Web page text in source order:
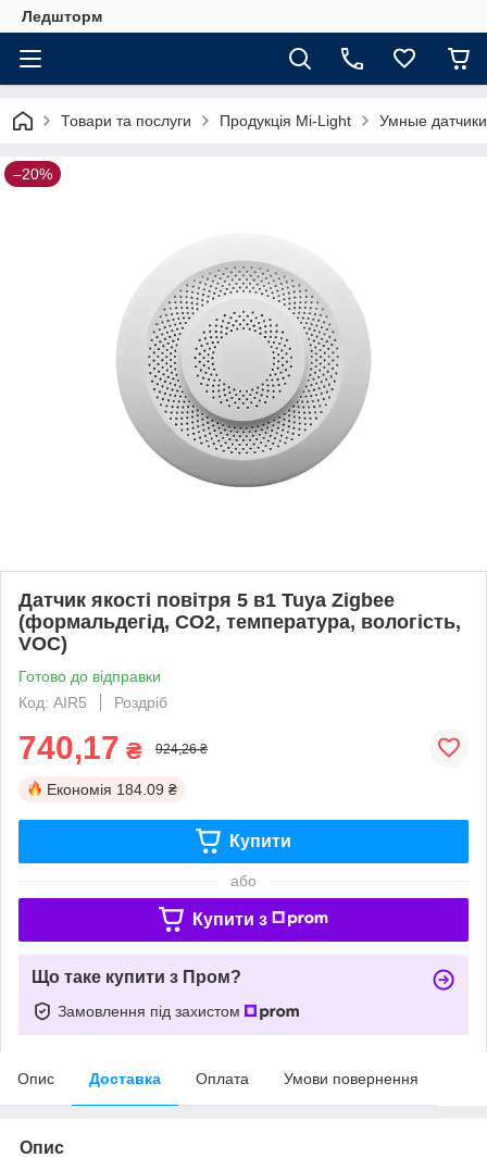
Ледшторм
Товари та послуги Продукція Mi-Light Умные датчики
–20%
Датчик якості повітря 5 в1 Tuya Zigbee
(формальдегід, CO2, температура, вологість,
VOC)
Готово до відправки
Код: AIR5
Роздріб
740,17 ₴ 924,26 ₴
Економія 184.09 ₴
Купити
або
Купити з
Що таке купити з Пром?
Замовлення під захистом
Опис Доставка Оплата Умови повернення
Опис